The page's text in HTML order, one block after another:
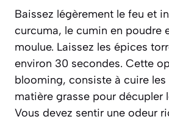
Baissez légèrement le feu et
curcuma, le cumin en poudre
moulue. Laissez les épices
environ 30 secondes. Cette
blooming, consiste à cuire
matière grasse pour décupler
Vous devez sentir une odeur